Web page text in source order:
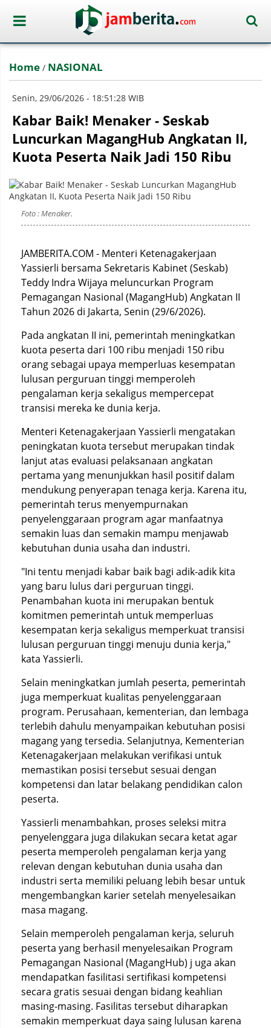
Home / NASIONAL
Senin, 29/06/2026 - 18:51:28 WIB
Kabar Baik! Menaker - Seskab
Luncurkan MagangHub Angkatan II,
Kuota Peserta Naik Jadi 150 Ribu
Foto : Menaker.
JAMBERITA.COM - Menteri Ketenagakerjaan
Yassierli bersama Sekretaris Kabinet (Seskab)
Teddy Indra Wijaya meluncurkan Program
Pemagangan Nasional (MagangHub) Angkatan II
Tahun 2026 di Jakarta, Senin (29/6/2026).
Pada angkatan II ini, pemerintah meningkatkan
kuota peserta dari 100 ribu menjadi 150 ribu
orang sebagai upaya memperluas kesempatan
lulusan perguruan tinggi memperoleh
pengalaman kerja sekaligus mempercepat
transisi mereka ke dunia kerja.
Menteri Ketenagakerjaan Yassierli mengatakan
peningkatan kuota tersebut merupakan tindak
lanjut atas evaluasi pelaksanaan angkatan
pertama yang menunjukkan hasil positif dalam
mendukung penyerapan tenaga kerja. Karena itu,
pemerintah terus menyempurnakan
penyelenggaraan program agar manfaatnya
semakin luas dan semakin mampu menjawab
kebutuhan dunia usaha dan industri.
"Ini tentu menjadi kabar baik bagi adik-adik kita
yang baru lulus dari perguruan tinggi.
Penambahan kuota ini merupakan bentuk
komitmen pemerintah untuk memperluas
kesempatan kerja sekaligus memperkuat transisi
lulusan perguruan tinggi menuju dunia kerja,"
kata Yassierli.
Selain meningkatkan jumlah peserta, pemerintah
juga memperkuat kualitas penyelenggaraan
program. Perusahaan, kementerian, dan lembaga
terlebih dahulu menyampaikan kebutuhan posisi
magang yang tersedia. Selanjutnya, Kementerian
Ketenagakerjaan melakukan verifikasi untuk
memastikan posisi tersebut sesuai dengan
kompetensi dan latar belakang pendidikan calon
peserta.
Yassierli menambahkan, proses seleksi mitra
penyelenggara juga dilakukan secara ketat agar
peserta memperoleh pengalaman kerja yang
relevan dengan kebutuhan dunia usaha dan
industri serta memiliki peluang lebih besar untuk
mengembangkan karier setelah menyelesaikan
masa magang.
Selain memperoleh pengalaman kerja, seluruh
peserta yang berhasil menyelesaikan Program
Pemagangan Nasional (MagangHub) j uga akan
mendapatkan fasilitasi sertifikasi kompetensi
secara gratis sesuai dengan bidang keahlian
masing-masing. Fasilitas tersebut diharapkan
semakin memperkuat daya saing lulusan karena